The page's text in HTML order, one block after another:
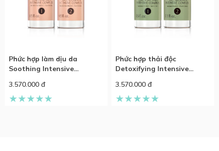
Phức hợp làm dịu da
Soothing Intensive
3.570.000 đ
Phức hợp thải độc
Detoxifying Intensive
3.570.000 đ